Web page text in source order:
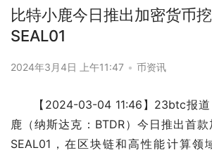
比特小鹿今日推出加密货币
SEAL01
2024年3月4日 上午11:47 • 币资讯
【2024-03-04 11:46】23btc报
鹿（纳斯达克：BTDR）今日推出首
SEAL01，在区块链和高性能计算领